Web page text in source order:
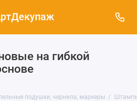
на гибкой
подушки, чернила, маркеры
и блоки для
на деревянной основе